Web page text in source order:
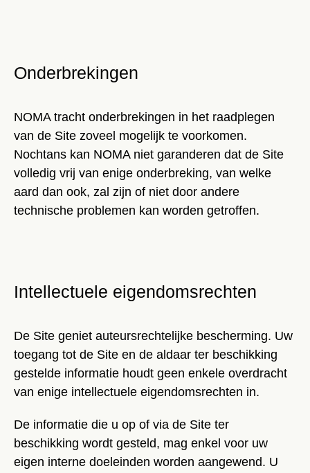
Onderbrekingen
NOMA tracht onderbrekingen in het raadplegen
van de Site zoveel mogelijk te voorkomen.
Nochtans kan NOMA niet garanderen dat de Site
volledig vrij van enige onderbreking, van welke
aard dan ook, zal zijn of niet door andere
technische problemen kan worden getroffen.
Intellectuele eigendomsrechten
De Site geniet auteursrechtelijke bescherming. Uw
toegang tot de Site en de aldaar ter beschikking
gestelde informatie houdt geen enkele overdracht
van enige intellectuele eigendomsrechten in.
De informatie die u op of via de Site ter
beschikking wordt gesteld, mag enkel voor uw
eigen interne doeleinden worden aangewend. U